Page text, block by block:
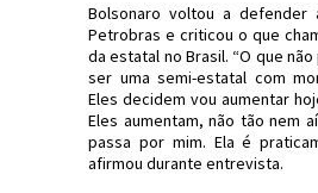
Bolsonaro voltou a defender
Petrobras e criticou o que
da estatal no Brasil. “O que
ser uma semi-estatal com
Eles decidem vou aumentar
Eles aumentam, não tão nem
passa por mim. Ela é
afirmou durante entrevista.